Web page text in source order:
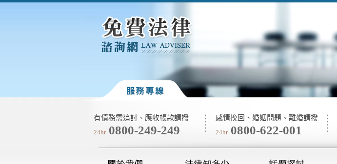
有債務需追討、應收帳款請撥
24hr 0800-249-249
感情挽回、婚姻問題、離婚請撥
24hr 0800-622-001